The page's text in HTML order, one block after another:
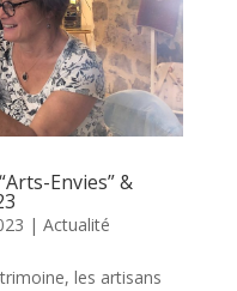
Envies” &
| Actualité
les artisans